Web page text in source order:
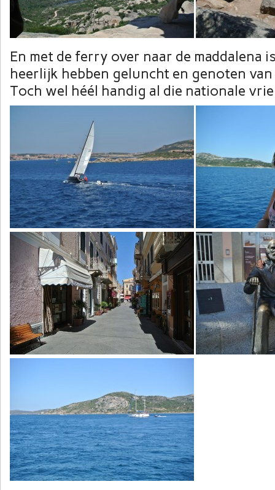
En met de ferry over naar de maddalena
heerlijk hebben geluncht en genoten
Toch wel héél handig al die nationale